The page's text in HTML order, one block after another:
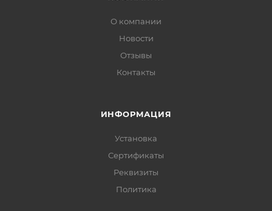
О компании
Новости
Отзывы
Контакты
ИНФОРМАЦИЯ
Установка
Сертификаты
Реквизиты
Политика